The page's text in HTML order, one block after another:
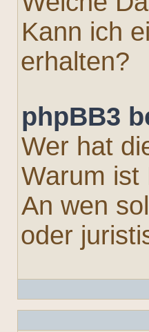
Kann ich
erhalten?
phpBB3
Wer hat
Warum ist
An wen
oder